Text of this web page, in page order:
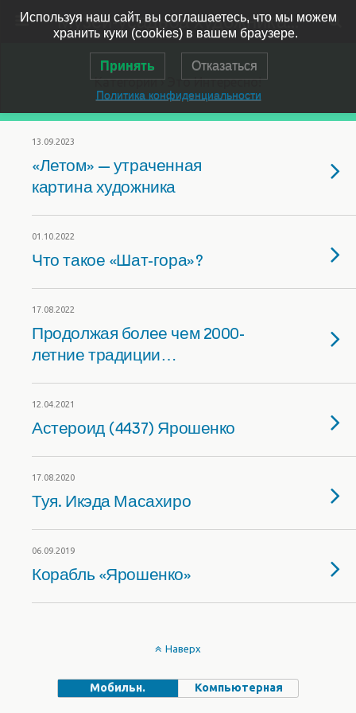
Музей-усадьба художника Ярошенко
Категории ›Это Интересно!
13.09.2023
«Летом» — утраченная
картина художника
01.10.2022
Что такое «Шат-гора»?
17.08.2022
Продолжая более чем 2000-
летние традиции…
12.04.2021
Астероид (4437) Ярошенко
17.08.2020
Туя. Икэда Масахиро
06.09.2019
Корабль «Ярошенко»
Наверх
Мобильн. Компьютерная
Используя наш сайт, вы соглашаетесь, что мы можем
хранить куки (cookies) в вашем браузере.
Принять Отказаться
Политика конфиденциальности